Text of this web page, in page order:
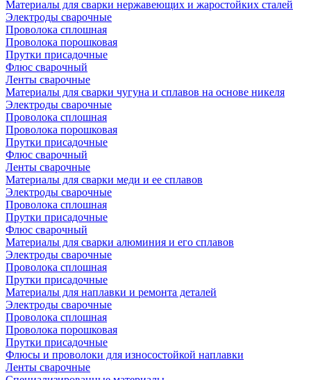
Материалы для сварки нержавеющих и жаростойких сталей
Электроды сварочные
Проволока сплошная
Проволока порошковая
Прутки присадочные
Флюс сварочный
Ленты сварочные
Материалы для сварки чугуна и сплавов на основе никеля
Электроды сварочные
Проволока сплошная
Проволока порошковая
Прутки присадочные
Флюс сварочный
Ленты сварочные
Материалы для сварки меди и ее сплавов
Электроды сварочные
Проволока сплошная
Прутки присадочные
Флюс сварочный
Материалы для сварки алюминия и его сплавов
Электроды сварочные
Проволока сплошная
Прутки присадочные
Материалы для наплавки и ремонта деталей
Электроды сварочные
Проволока сплошная
Проволока порошковая
Прутки присадочные
Флюсы и проволоки для износостойкой наплавки
Ленты сварочные